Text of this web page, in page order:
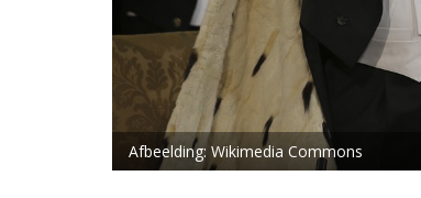
Afbeelding: Wikimedia Commons